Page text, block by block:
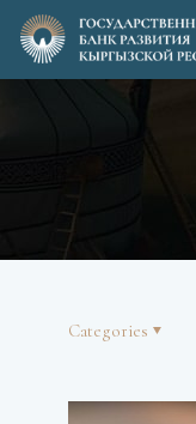
Categories